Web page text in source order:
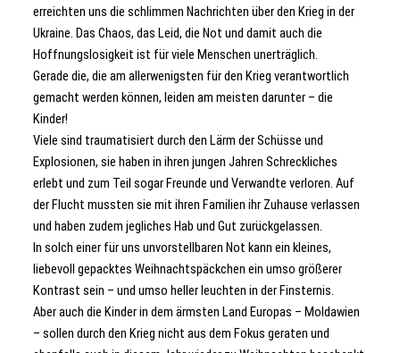
erreichten uns die schlimmen Nachrichten über den Krieg in der
Ukraine. Das Chaos, das Leid, die Not und damit auch die
Hoffnungslosigkeit ist für viele Menschen unerträglich.
Gerade die, die am allerwenigsten für den Krieg verantwortlich
gemacht werden können, leiden am meisten darunter – die
Kinder!
Viele sind traumatisiert durch den Lärm der Schüsse und
Explosionen, sie haben in ihren jungen Jahren Schreckliches
erlebt und zum Teil sogar Freunde und Verwandte verloren. Auf
der Flucht mussten sie mit ihren Familien ihr Zuhause verlassen
und haben zudem jegliches Hab und Gut zurückgelassen.
In solch einer für uns unvorstellbaren Not kann ein kleines,
liebevoll gepacktes Weihnachtspäckchen ein umso größerer
Kontrast sein – und umso heller leuchten in der Finsternis.
Aber auch die Kinder in dem ärmsten Land Europas – Moldawien
– sollen durch den Krieg nicht aus dem Fokus geraten und